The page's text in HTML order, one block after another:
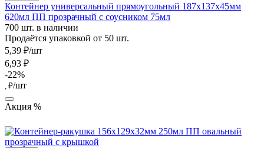
Контейнер универсальный прямоугольный 187х137х45мм
620мл ПП прозрачный с соусником 75мл
700 шт. в наличии
Продаётся упаковкой от 50 шт.
5,39 ₽/шт
6,93 ₽
-22%
, ₽/шт
Акция %